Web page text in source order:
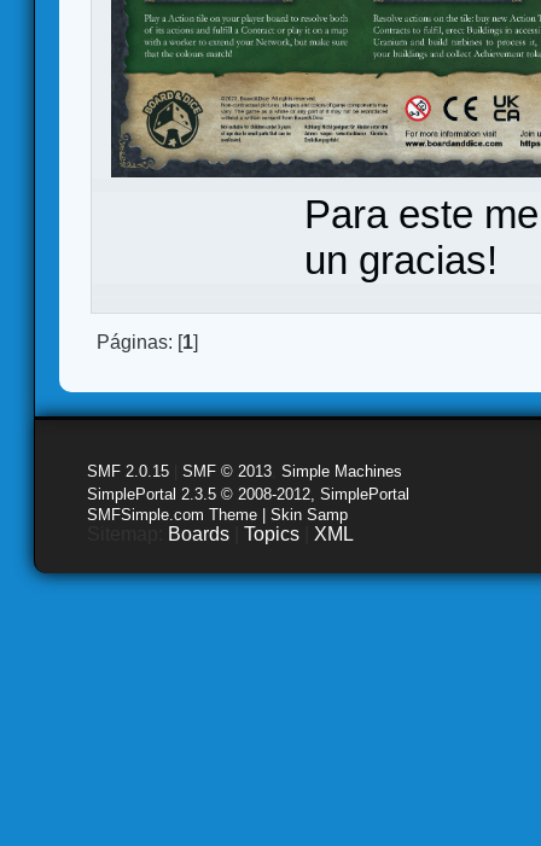
Para este
un gracias!
Páginas: [1]
SMF 2.0.15 SMF © 2013 Simple Machines
SimplePortal 2.3.5 © 2008-2012, SimplePortal
SMFSimple.com Theme | Skin Samp
Boards Topics XML